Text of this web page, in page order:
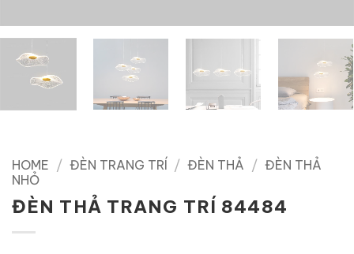
HOME / ĐÈN TRANG TRÍ / ĐÈN THẢ / ĐÈN THẢ
NHỎ
ĐÈN THẢ TRANG TRÍ 84484